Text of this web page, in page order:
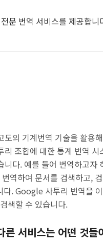
문 번역 서비스를 제공합니
의 기계번역 기술을 활용
리 조합에 대한 통계 번역 시
니다. 예를 들어 번역하고자
역하여 문서를 검색하고,
다.Google 사투리 번역을
색할 수 있습니다.
른 서비스는 어떤 것들